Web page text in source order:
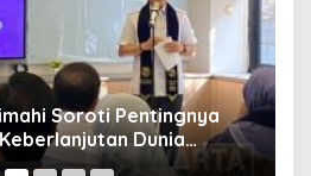
Soroti Pentingnya
Dunia